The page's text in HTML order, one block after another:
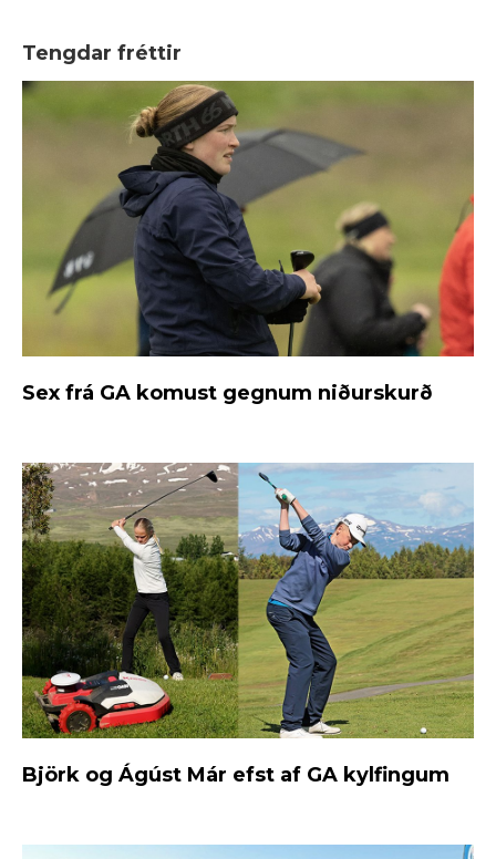
Tengdar fréttir
Sex frá GA komust gegnum niðurskurð
Björk og Ágúst Már efst af GA kylfingum